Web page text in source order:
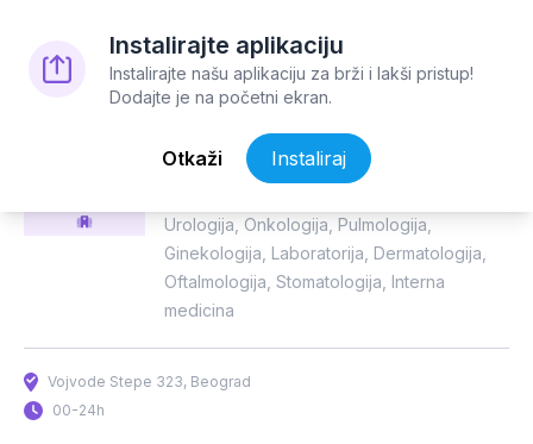
Instalirajte aplikaciju
Instalirajte našu aplikaciju za brži i lakši pristup!
Dodajte je na početni ekran.
Otkaži Instaliraj
17701231 Opšta bolnica
Medicinski Sistem Beograd
Urologija Onkologija Pulmologija
Ginekologija Laboratorija Dermatologija
Oftalmologija Stomatologija Interna
medicina
Vojvode Stepe 323, Beograd
00-24h